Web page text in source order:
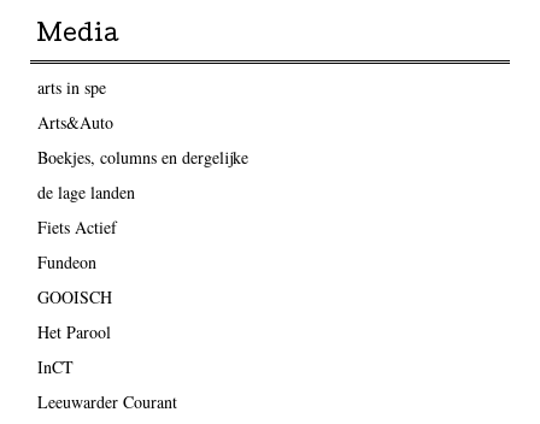
Media
arts in spe
Arts&Auto
Boekjes, columns en dergelijke
de lage landen
Fiets Actief
Fundeon
GOOISCH
Het Parool
InCT
Leeuwarder Courant